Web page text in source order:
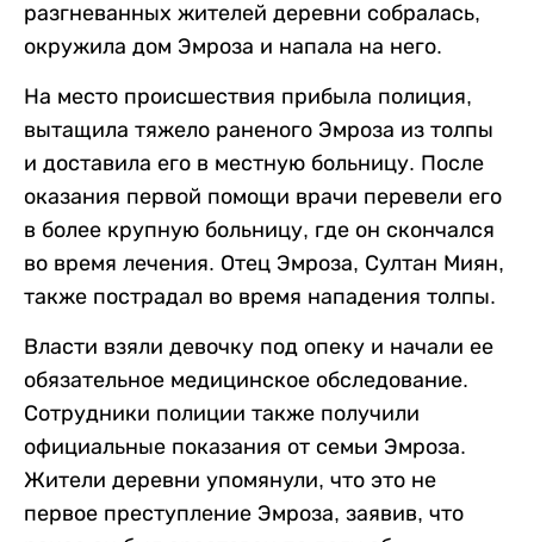
разгневанных жителей деревни собралась,
окружила дом Эмроза и напала на него.
На место происшествия прибыла полиция,
вытащила тяжело раненого Эмроза из толпы
и доставила его в местную больницу. После
оказания первой помощи врачи перевели его
в более крупную больницу, где он скончался
во время лечения. Отец Эмроза, Султан Миян,
также пострадал во время нападения толпы.
Власти взяли девочку под опеку и начали ее
обязательное медицинское обследование.
Сотрудники полиции также получили
официальные показания от семьи Эмроза.
Жители деревни упомянули, что это не
первое преступление Эмроза, заявив, что